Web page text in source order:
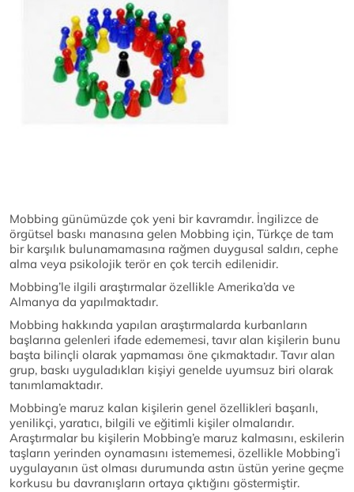
Mobbing günümüzde çok yeni bir kavramdır. İngilizce de
örgütsel baskı manasına gelen Mobbing için, Türkçe de tam
bir karşılık bulunamamasına rağmen duygusal saldırı, cephe
alma veya psikolojik terör en çok tercih edilenidir.
Mobbing’le ilgili araştırmalar özellikle Amerika’da ve
Almanya da yapılmaktadır.
Mobbing hakkında yapılan araştırmalarda kurbanların
başlarına gelenleri ifade edememesi, tavır alan kişilerin bunu
başta bilinçli olarak yapmaması öne çıkmaktadır. Tavır alan
grup, baskı uyguladıkları kişiyi genelde uyumsuz biri olarak
tanımlamaktadır.
Mobbing’e maruz kalan kişilerin genel özellikleri başarılı,
yenilikçi, yaratıcı, bilgili ve eğitimli kişiler olmalarıdır.
Araştırmalar bu kişilerin Mobbing’e maruz kalmasını, eskilerin
taşların yerinden oynamasını istememesi, özellikle Mobbing’i
uygulayanın üst olması durumunda astın üstün yerine geçme
korkusu bu davranışların ortaya çıktığını göstermiştir.